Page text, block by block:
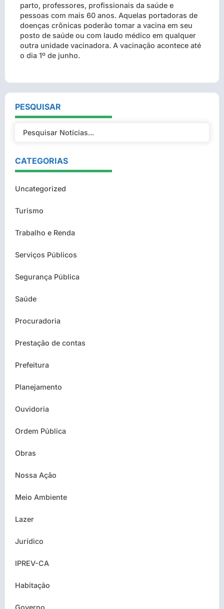
parto, professores, profissionais da saúde e
pessoas com mais 60 anos. Aquelas portadoras de
doenças crônicas poderão tomar a vacina em seu
posto de saúde ou com laudo médico em qualquer
outra unidade vacinadora. A vacinação acontece até
o dia 1º de junho.
PESQUISAR
CATEGORIAS
Uncategorized
Turismo
Trabalho e Renda
Serviços Públicos
Segurança Pública
Saúde
Procuradoria
Prestação de contas
Prefeitura
Planejamento
Ouvidoria
Ordem Pública
Obras
Nossa Ação
Meio Ambiente
Lazer
Jurídico
IPREV-CA
Habitação
Governo